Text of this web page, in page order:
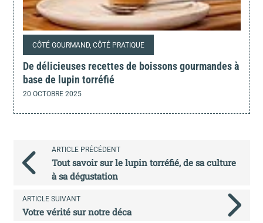
CÔTÉ GOURMAND, CÔTÉ PRATIQUE
De délicieuses recettes de boissons gourmandes à
base de lupin torréfié
20 OCTOBRE 2025
ARTICLE PRÉCÉDENT
Tout savoir sur le lupin torréfié, de sa culture
à sa dégustation
ARTICLE SUIVANT
Votre vérité sur notre déca